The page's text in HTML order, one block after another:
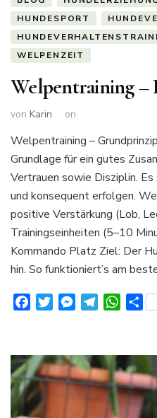
HUNDESPORT
WELPENZEIT
Welpentraining –
von Karin on
Welpentraining –
Grundlage für ein gutes
Vertrauen sowie Disziplin.
und konsequent erfolgen.
positive Verstärkung (Lob,
Trainingseinheiten (5–10
Kommando Platz Ziel: Der
hin. So funktioniert’s am
FacebookTwitterMessenger
Telegram